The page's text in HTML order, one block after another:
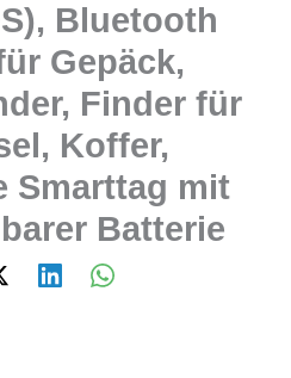
Bluetooth
Gepäck,
Finder für
Koffer,
Smarttag mit
Batterie